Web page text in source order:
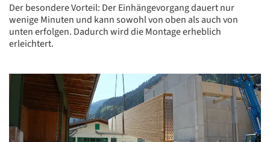
Der besondere Vorteil: Der Einhängevorgang dauert nur
wenige Minuten und kann sowohl von oben als auch von
unten erfolgen. Dadurch wird die Montage erheblich
erleichtert.